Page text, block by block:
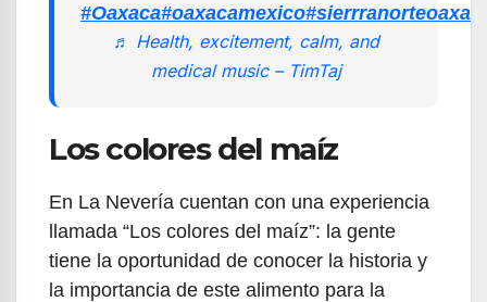
#Oaxaca#oaxacamexico
♬ Health, excitement, calm, and
medical music – TimTaj
Los colores del maíz
En La Nevería cuentan con una experiencia
llamada “Los colores del maíz”: la gente
tiene la oportunidad de conocer la historia y
la importancia de este alimento para la